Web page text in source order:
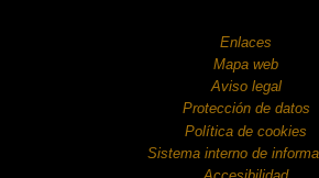
Enlaces
Mapa web
Aviso legal
Protección de datos
Política de cookies
Sistema interno de